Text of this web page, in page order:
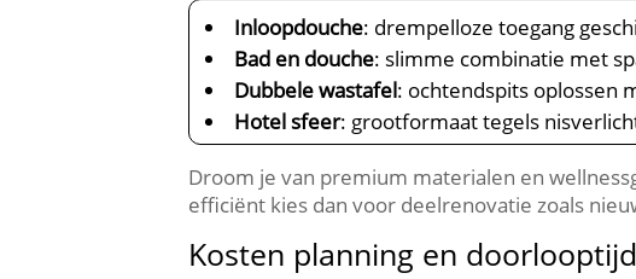
Inloopdouche: drempelloze toegang
Bad en douche: slimme combinatie met
Dubbele wastafel: ochtendspits oplossen
Hotel sfeer: grootformaat tegels
Droom je van premium materialen en
efficiënt kies dan voor deelrenovatie zoals
Kosten planning en doorlooptijd